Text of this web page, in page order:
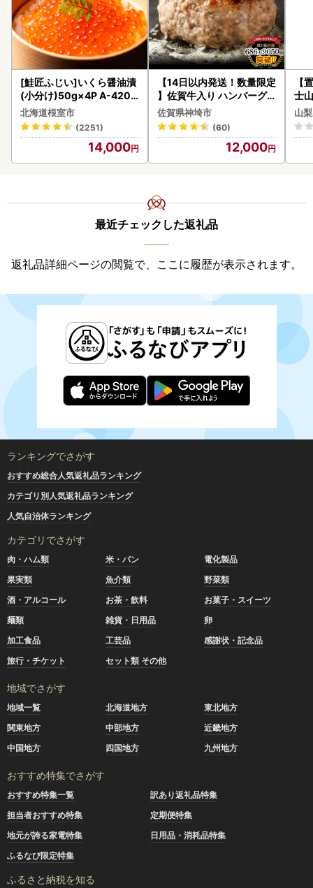
[鮭匠ふじい]いくら醤油漬
(小分け)50g×4P A-4209
5
北海道根室市
(2251)
14,000
【14日以内発送！数量限定
】佐賀牛入り ハンバーグ 2
2個 2.6kg(120g×22個)(H
083106)
佐賀県神埼市
(60)
12,000
【
士
山
最近チェックした返礼品
返礼品詳細ページの閲覧で、ここに履歴が表示されます。
ランキングでさがす
おすすめ総合人気返礼品ランキング
カテゴリ別人気返礼品ランキング
人気自治体ランキング
カテゴリでさがす
肉・ハム類 米・パン
電化製品
果実類
魚介類
野菜類
酒・アルコール
お茶・飲料
お菓子・スイーツ
麺類
雑貨・日用品
卵
加工食品
工芸品
感謝状・記念品
旅行・チケット
セット類 その他
地域でさがす
地域一覧 北海道地方
東北地方
関東地方
中部地方
近畿地方
中国地方
四国地方 九州地方
おすすめ特集でさがす
おすすめ特集一覧
訳あり返礼品特集
担当者おすすめ特集
定期便特集
地元が誇る家電特集
日用品・消耗品特集
ふるなび限定特集
ふるさと納税を知る